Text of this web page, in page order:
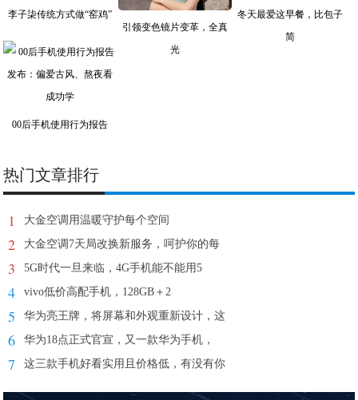
李子柒传统方式做“窑鸡”
引领变色镜片变革，全真
光
冬天最爱这早餐，比包子
简
00后手机使用行为报告
热门文章排行
1 大金空调用温暖守护每个空间
2 大金空调7天局改换新服务，呵护你的每
3 5G时代一旦来临，4G手机能不能用5
4 vivo低价高配手机，128GB＋2
5 华为亮王牌，将屏幕和外观重新设计，这
6 华为18点正式官宣，又一款华为手机，
7 这三款手机好看实用且价格低，有没有你